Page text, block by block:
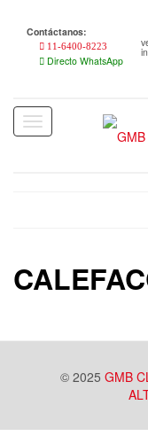
content
Contáctanos:
11-6400-8223
Directo WhatsApp
Toggle
navigation
© 2025 GMB